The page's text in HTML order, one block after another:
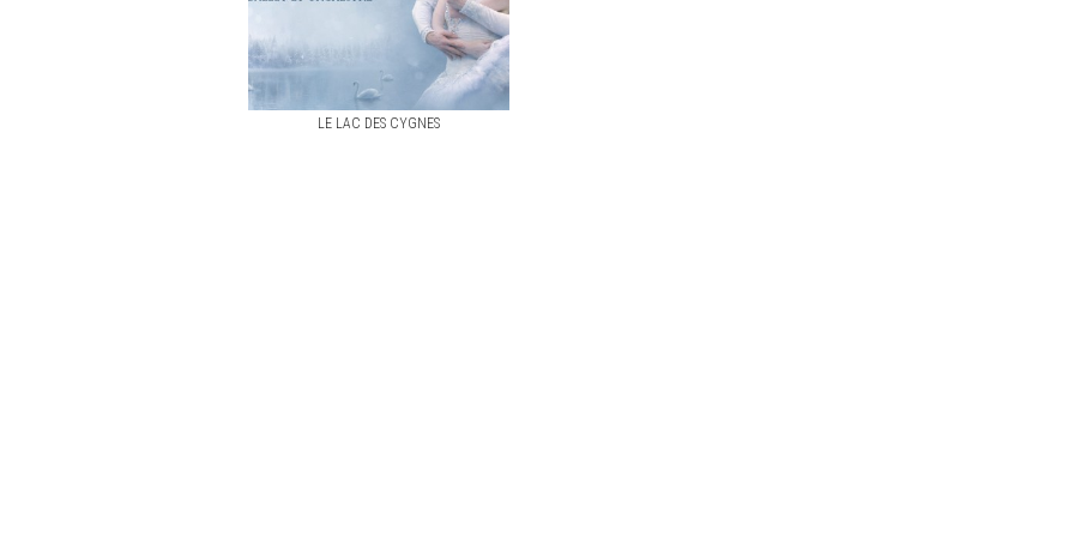
LE LAC DES CYGNES